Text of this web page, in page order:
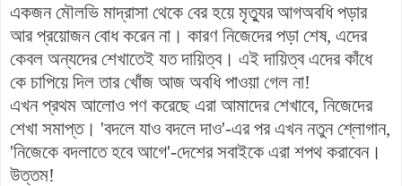
একজন মৌলভি মাদ্রাসা থেকে বের হয়ে মৃত্যুর আগঅবধি পড়ার
আর প্রয়োজন বোধ করেন না। কারণ নিজেদের পড়া শেষ, এদের
কেবল অন্যদের শেখাতেই যত দায়িত্ব। এই দায়িত্ব এদের কাঁধে
কে চাপিয়ে দিল তার খোঁজ আজ অবধি পাওয়া গেল না!
এখন প্রথম আলোও পণ করেছে এরা আমাদের শেখাবে, নিজেদের
শেখা সমাপ্ত। 'বদলে যাও বদলে দাও'-এর পর এখন নতুন শ্লোগান,
'নিজেকে বদলাতে হবে আগে'-দেশের সবাইকে এরা শপথ করাবেন।
উত্তম!